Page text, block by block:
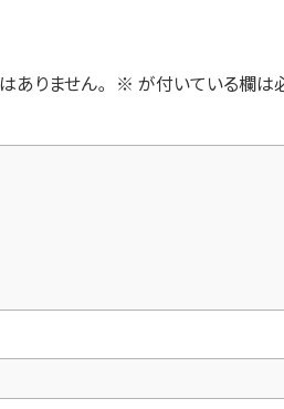
ありません。 ※ が付いている欄は